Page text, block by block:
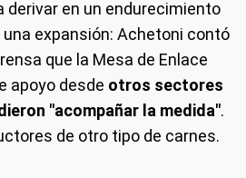
derivar en un endurecimiento
una expansión: Achetoni contó
que la Mesa de Enlace
apoyo desde otros sectores
"acompañar la medida".
de otro tipo de carnes.